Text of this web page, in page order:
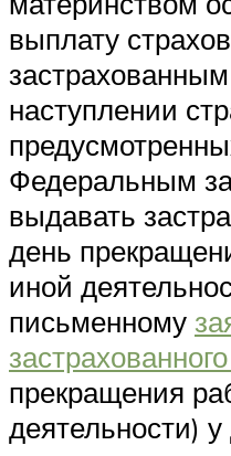
выплату
наступлении
Федеральным
выдавать
день
иной
письменному
прекращения
деятельности) у